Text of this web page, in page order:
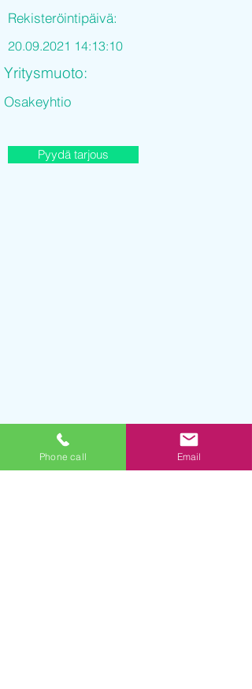
Rekisteröintipäivä:
20.09.2021 14:13:10
Yritysmuoto:
Osakeyhtio
Pyydä tarjous
Phone call Email